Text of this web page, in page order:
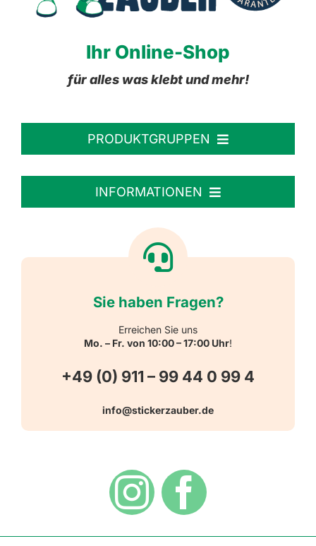
Ihr Online-Shop
für alles was klebt und mehr!
PRODUKTGRUPPEN
Personalisierte Aufkleber
Reflektierende Aufkleber
Warn-, Gebots-, Verbots- und
Hinweisaufkleber
INFORMATIONEN
Versandarten
Widerrufsbelehrung
Sie haben Fragen?
Erreichen Sie uns
Mo. – Fr. von 10:00 – 17:00 Uhr!
+49 (0) 911 – 99 44 0 99 4
info@stickerzauber.de